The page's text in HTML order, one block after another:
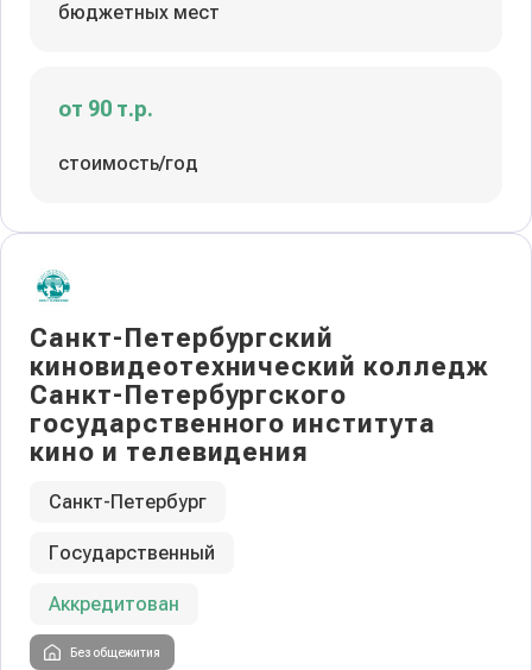
бюджетных мест
от 90 т.р.
стоимость/год
Санкт-Петербургский
киновидеотехнический колледж
Санкт-Петербургского
государственного института
кино и телевидения
Санкт-Петербург
Государственный
Аккредитован
Без общежития